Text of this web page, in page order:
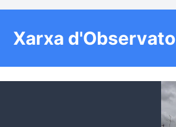
Xarxa